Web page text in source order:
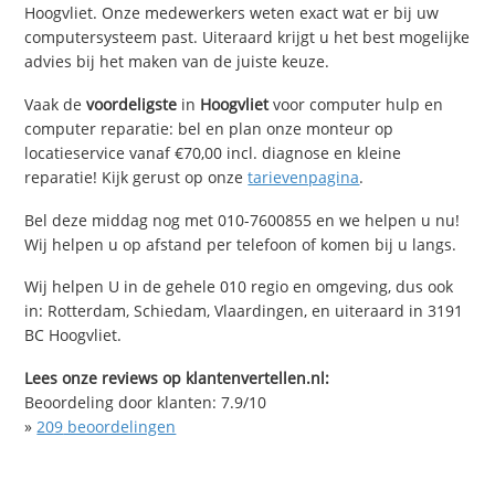
Hoogvliet. Onze medewerkers weten exact wat er bij uw
computersysteem past. Uiteraard krijgt u het best mogelijke
advies bij het maken van de juiste keuze.
Vaak devoordeligste in Hoogvlietvoor computer hulp en
computer reparatie: bel en plan onze monteur op
locatieservice vanaf €70,00 incl. diagnose en kleine
reparatie! Kijk gerust op onzetarievenpagina.
Bel deze middag nog met 010-7600855 en we helpen u nu!
Wij helpen u op afstand per telefoon of komen bij u langs.
Wij helpen U in de gehele 010 regio en omgeving, dus ook
in: Rotterdam, Schiedam, Vlaardingen, en uiteraard in 3191
BC Hoogvliet.
Lees onze reviews op klantenvertellen.nl:
Beoordeling door klanten:7.9/10
»209 beoordelingen